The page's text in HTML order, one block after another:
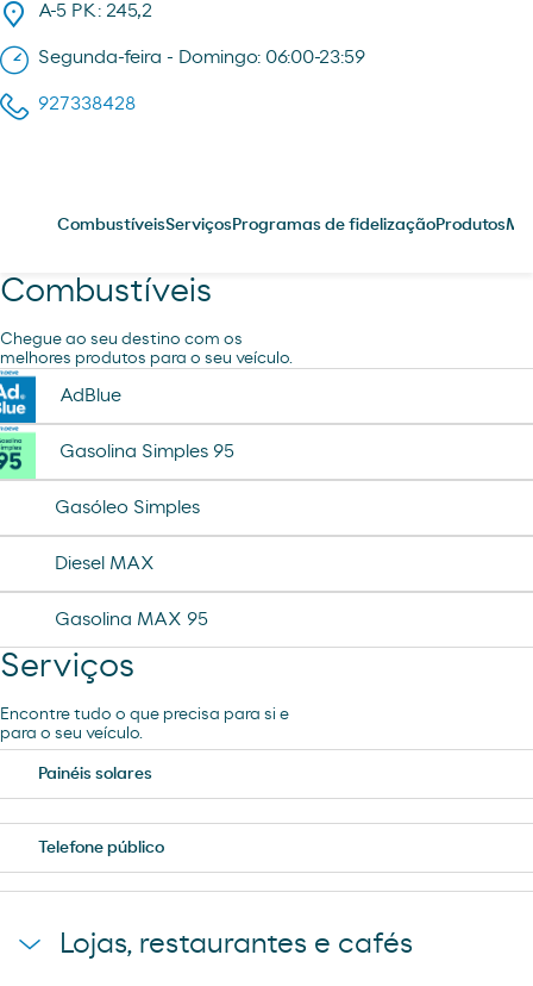
A-5 PK: 245,2
Segunda-feira - Domingo: 06:00-23:59
927338428
CombustíveisServiços Programas de fidelizaçãoProdutos
Combustíveis
Chegue ao seu destino com os
melhores produtos para o seu veículo.
AdBlue
Gasolina Simples 95
Gasóleo Simples
Diesel MAX
Gasolina MAX 95
Serviços
Encontre tudo o que precisa para si e
para o seu veículo.
Painéis solares
Telefone público
Lojas, restaurantes e cafés